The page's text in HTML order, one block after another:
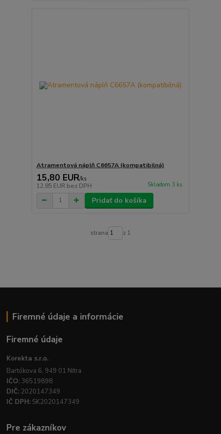
Atramentová náplň C6657A (kompatibilná)
15,80 EUR/ks
12,85 EUR bez DPH Skladom 3 ks
Pridať do košíka
strana z 1
Firemné údaje a informácie
Firemné údaje
Korekta s.r.o.
Bartókova 6, 949 01 Nitra
IČO: 36519898
DIČ: 2020147349
IČ DPH: SK2020147349
Pre zákazníkov